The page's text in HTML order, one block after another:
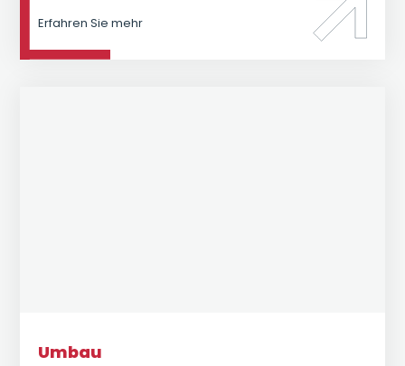
Erfahren Sie mehr
Umbau